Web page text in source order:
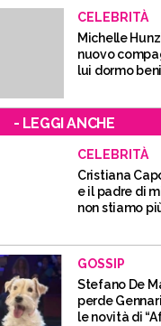
CELEBRITÀ
Michelle
nuovo
lui dormo
- LEGGI ANCHE
CELEBRITÀ
Cristiana
e il padre di
non stiamo
GOSSIP
Stefano De
perde
le novità di